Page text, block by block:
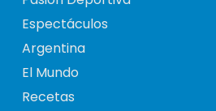
Espectáculos
Argentina
El Mundo
Recetas